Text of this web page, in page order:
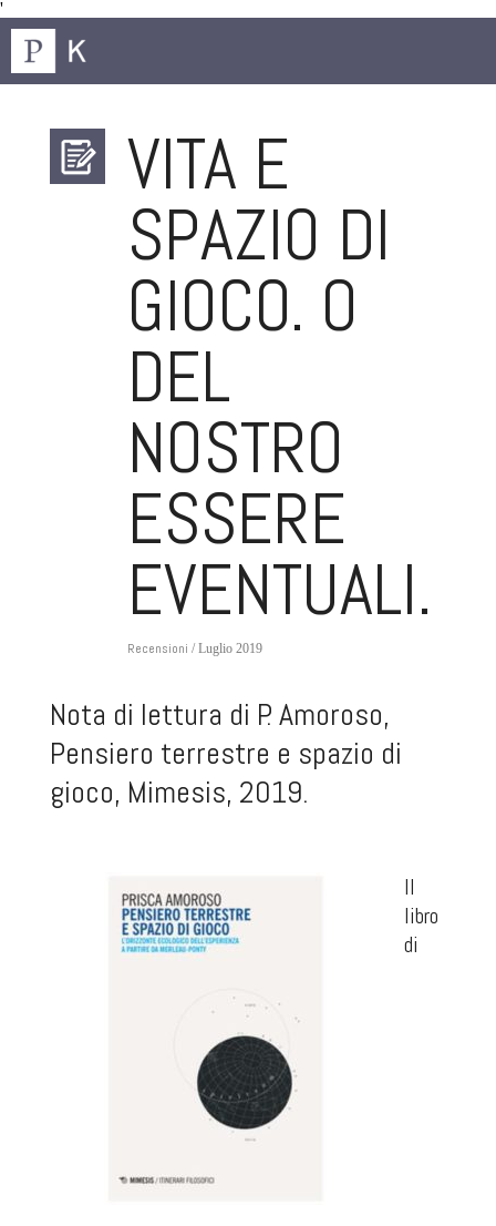
'
VITA E
SPAZIO DI
GIOCO. O
DEL
NOSTRO
ESSERE
EVENTUALI.
Recensioni / Luglio 2019
Nota di lettura di P. Amoroso,
Pensiero terrestre e spazio di
gioco, Mimesis, 2019.
Il
libro
di